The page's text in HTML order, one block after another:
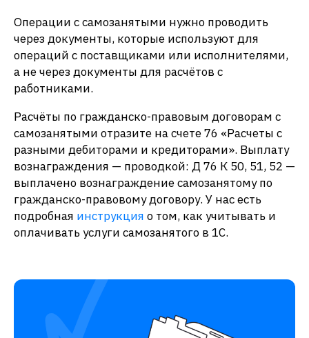
Операции с самозанятыми нужно проводить
через документы, которые используют для
операций с поставщиками или исполнителями,
а не через документы для расчётов с
работниками.
Расчёты по гражданско-правовым договорам с
самозанятыми отразите на счете 76 «Расчеты с
разными дебиторами и кредиторами». Выплату
вознаграждения — проводкой: Д 76 К 50, 51, 52 —
выплачено вознаграждение самозанятому по
гражданско-правовому договору. У нас есть
подробная инструкция о том, как учитывать и
оплачивать услуги самозанятого в 1С.